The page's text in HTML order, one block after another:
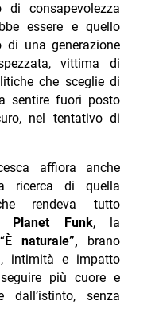
consapevolezza
essere e quello
di una generazione
vittima di
che sceglie di
sentire fuori posto
nel tentativo di
affiora anche
ricerca di quella
rendeva tutto
Planet Funk, la
È naturale”, brano
intimità e impatto
più cuore e
senza